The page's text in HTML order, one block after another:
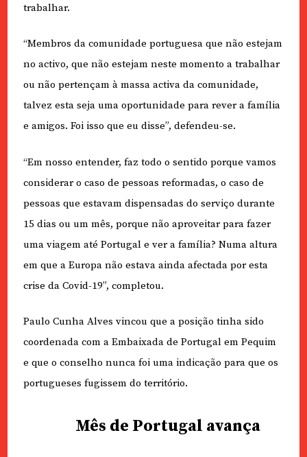
trabalhar.
“Membros da comunidade portuguesa que não estejam
no activo, que não estejam neste momento a trabalhar
ou não pertençam à massa activa da comunidade,
talvez esta seja uma oportunidade para rever a família
e amigos. Foi isso que eu disse”, defendeu-se.
“Em nosso entender, faz todo o sentido porque vamos
considerar o caso de pessoas reformadas, o caso de
pessoas que estavam dispensadas do serviço durante
15 dias ou um mês, porque não aproveitar para fazer
uma viagem até Portugal e ver a família? Numa altura
em que a Europa não estava ainda afectada por esta
crise da Covid-19”, completou.
Paulo Cunha Alves vincou que a posição tinha sido
coordenada com a Embaixada de Portugal em Pequim
e que o conselho nunca foi uma indicação para que os
portugueses fugissem do território.
Mês de Portugal avança